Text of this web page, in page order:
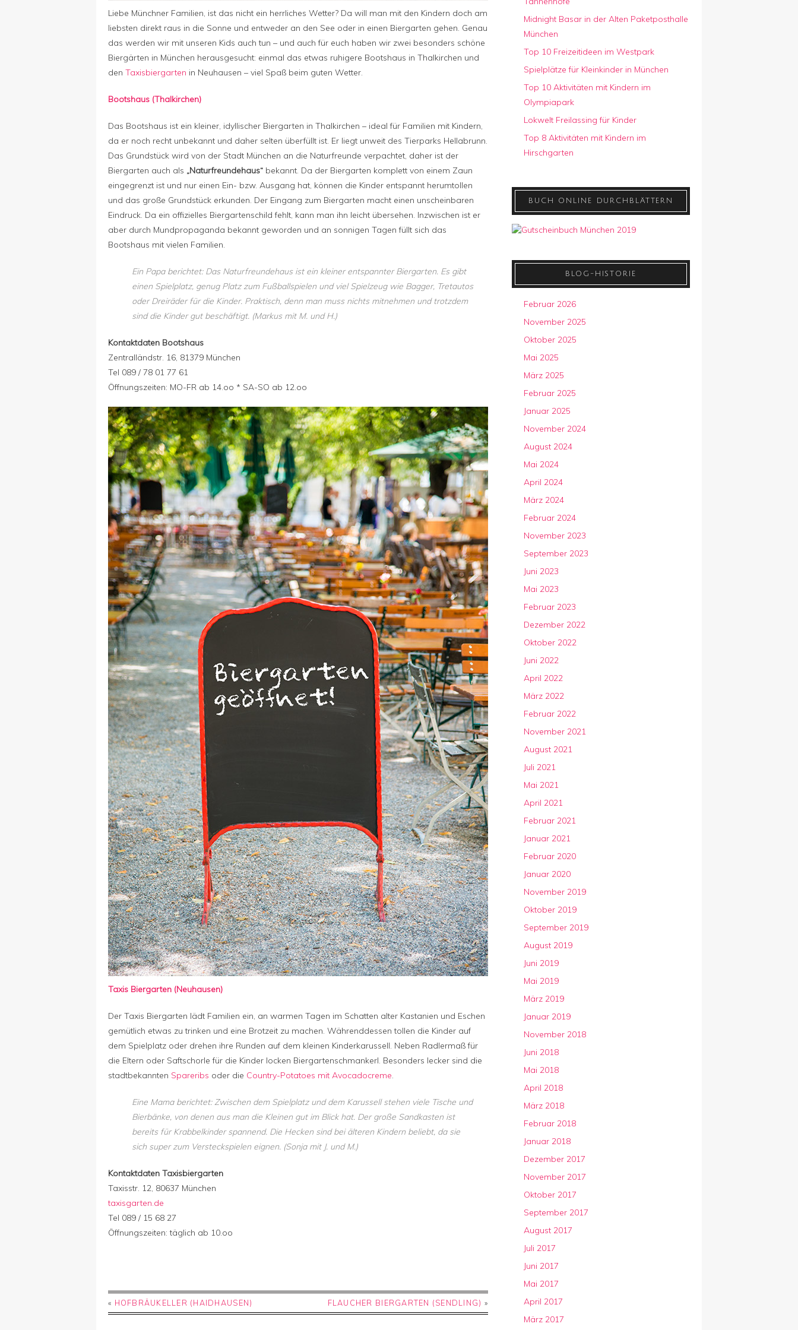
Liebe Münchner Familien, ist das nicht ein herrliches Wetter? Da will man mit den Kindern doch am
liebsten direkt raus in die Sonne und entweder an den See oder in einen Biergarten gehen. Genau
das werden wir mit unseren Kids auch tun – und auch für euch haben wir zwei besonders schöne
Biergärten in München herausgesucht: einmal das etwas ruhigere Bootshaus in Thalkirchen und
den Taxisbiergarten in Neuhausen – viel Spaß beim guten Wetter.
Bootshaus (Thalkirchen)
Das Bootshaus ist ein kleiner, idyllischer Biergarten in Thalkirchen – ideal für Familien mit Kindern,
da er noch recht unbekannt und daher selten überfüllt ist. Er liegt unweit des Tierparks Hellabrunn.
Das Grundstück wird von der Stadt München an die Naturfreunde verpachtet, daher ist der
Biergarten auch als „Naturfreundehaus“ bekannt. Da der Biergarten komplett von einem Zaun
eingegrenzt ist und nur einen Ein- bzw. Ausgang hat, können die Kinder entspannt herumtollen
und das große Grundstück erkunden. Der Eingang zum Biergarten macht einen unscheinbaren
Eindruck. Da ein offizielles Biergartenschild fehlt, kann man ihn leicht übersehen. Inzwischen ist er
aber durch Mundpropaganda bekannt geworden und an sonnigen Tagen füllt sich das
Bootshaus mit vielen Familien.
Ein Papa berichtet: Das Naturfreundehaus ist ein kleiner entspannter Biergarten. Es gibt
einen Spielplatz, genug Platz zum Fußballspielen und viel Spielzeug wie Bagger, Tretautos
oder Dreiräder für die Kinder. Praktisch, denn man muss nichts mitnehmen und trotzdem
sinddie Kinder gut beschäftigt. (Markus mit M. und H.)
Kontaktdaten Bootshaus
Zentralländstr. 16, 81379 München
Tel 089 / 78 01 77 61
Öffnungszeiten: MO-FR ab 14.oo * SA-SO ab 12.oo
Taxis Biergarten (Neuhausen)
Der Taxis Biergarten lädt Familien ein, an warmen Tagen im Schatten alter Kastanien und Eschen
gemütlich etwas zu trinken und eine Brotzeit zu machen. Währenddessen tollen die Kinder auf
dem Spielplatz oder drehen ihre Runden auf dem kleinen Kinderkarussell. Neben Radlermaß für
die Eltern oder Saftschorle für die Kinder locken Biergartenschmankerl. Besonders lecker sind die
stadtbekannten Spareribs oder die Country-Potatoes mit Avocadocreme.
Eine Mama berichtet: Zwischen dem Spielplatz und dem Karussell stehen viele Tische und
Bierbänke, von denen aus man die Kleinen gut im Blick hat. Der große Sandkasten ist
bereits für Krabbelkinder spannend. Die Hecken sind bei älteren Kindern beliebt, da sie
sich super zum Versteckspielen eignen. (Sonja mit J. und M.)
Kontaktdaten Taxisbiergarten
Taxisstr. 12, 80637 München
taxisgarten.de
Tel 089 / 15 68 27
Öffnungszeiten: täglich ab 10.oo
« HOFBRÄUKELLER (HAIDHAUSEN) FLAUCHER BIERGARTEN (SENDLING) »
Midnight Basar in der Alten Paketposthalle
München
Top 10 Freizeitideen im Westpark
Spielplätze für Kleinkinder in München
Top 10 Aktivitäten mit Kindern im
Olympiapark
Lokwelt Freilassing für Kinder
Top 8 Aktivitäten mit Kindern im
Hirschgarten
BUCH ONLINE DURCHBLÄTTERN
BLOG-HISTORIE
Februar 2026
November 2025
Oktober 2025
Mai 2025
März 2025
Februar 2025
Januar 2025
November 2024
August 2024
Mai 2024
April 2024
März 2024
Februar 2024
November 2023
September 2023
Juni 2023
Mai 2023
Februar 2023
Dezember 2022
Oktober 2022
Juni 2022
April 2022
März 2022
Februar 2022
November 2021
August 2021
Juli 2021
Mai 2021
April 2021
Februar 2021
Januar 2021
Februar 2020
Januar 2020
November 2019
Oktober 2019
September 2019
August 2019
Juni 2019
Mai 2019
März 2019
Januar 2019
November 2018
Juni 2018
Mai 2018
April 2018
März 2018
Februar 2018
Januar 2018
Dezember 2017
November 2017
Oktober 2017
September 2017
August 2017
Juli 2017
Juni 2017
Mai 2017
April 2017
März 2017